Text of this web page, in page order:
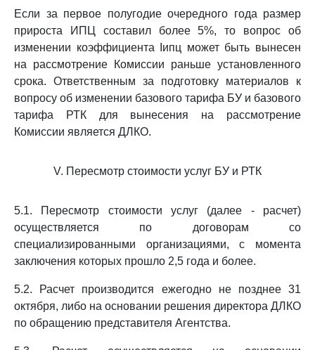
Если за первое полугодие очередного года размер
прироста ИПЦ составил более 5%, то вопрос об
изменении коэффициента Iипц может быть вынесен
на рассмотрение Комиссии раньше установленного
срока. Ответственным за подготовку материалов к
вопросу об изменении базового тарифа БУ и базового
тарифа РТК для вынесения на рассмотрение
Комиссии является ДЛКО.
V. Пересмотр стоимости услуг БУ и РТК
5.1. Пересмотр стоимости услуг (далее - расчет)
осуществляется по договорам со
специализированными организациями, с момента
заключения которых прошло 2,5 года и более.
5.2. Расчет производится ежегодно не позднее 31
октября, либо на основании решения директора ДЛКО
по обращению представителя Агентства.